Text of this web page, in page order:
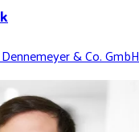
& Co. GmbH